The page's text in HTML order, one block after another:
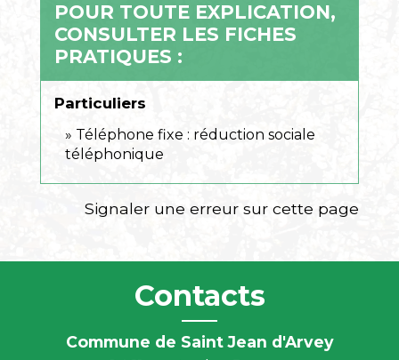
POUR TOUTE EXPLICATION,
CONSULTER LES FICHES
PRATIQUES :
Particuliers
Téléphone fixe : réduction sociale
téléphonique
Signaler une erreur sur cette page
Contacts
Commune de Saint Jean d'Arvey